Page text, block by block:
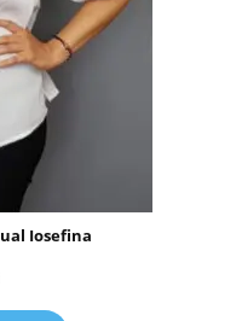
Iosefina